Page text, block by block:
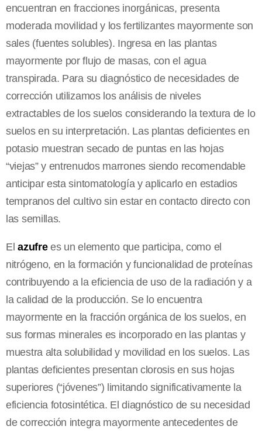
encuentran en fracciones inorgánicas, presenta
moderada movilidad y los fertilizantes mayormente son
sales (fuentes solubles). Ingresa en las plantas
mayormente por flujo de masas, con el agua
transpirada. Para su diagnóstico de necesidades de
corrección utilizamos los análisis de niveles
extractables de los suelos considerando la textura de lo
suelos en su interpretación. Las plantas deficientes en
potasio muestran secado de puntas en las hojas
“viejas” y entrenudos marrones siendo recomendable
anticipar esta sintomatología y aplicarlo en estadios
tempranos del cultivo sin estar en contacto directo con
las semillas.
Elazufrees un elemento que participa, como el
nitrógeno, en la formación y funcionalidad de proteínas
contribuyendo a la eficiencia de uso de la radiación y a
la calidad de la producción. Se lo encuentra
mayormente en la fracción orgánica de los suelos, en
sus formas minerales es incorporado en las plantas y
muestra alta solubilidad y movilidad en los suelos. Las
plantas deficientes presentan clorosis en sus hojas
superiores (“jóvenes”) limitando significativamente la
eficiencia fotosintética. El diagnóstico de su necesidad
de corrección integra mayormente antecedentes de